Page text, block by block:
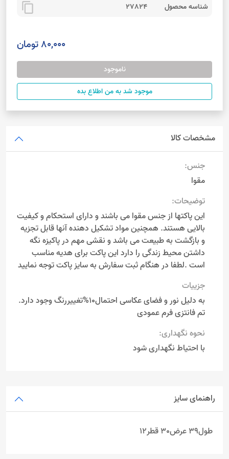
شناسه محصول 27824
content_copy
80,000 تومان
ناموجود
موجود شد به من اطلاع بده
مشخصات کالا
جنس:
مقوا
توضیحات:
این پاکتها از جنس مقوا می باشند و دارای استحکام و کیفیت
بالایی هستند. همچنین مواد تشکیل دهنده آنها قابل تجزیه
و بازگشت به طبیعت می باشد و نقشی مهم در پاکیزه نگه
داشتن محیط زندگی را دارد این پاکت برای هدیه مناسب
است .لطفا در هنگام ثبت سفارش به سایز پاکت توجه نمایید
جزییات
به دلیل نور و فضای عکاسی احتمال10%تغییررنگ وجود دارد.
تم فانتزی فرم عمودی
نحوه نگهداری:
با احتیاط نگهداری شود
راهنمای سایز
طول39 عرض30 قطر12